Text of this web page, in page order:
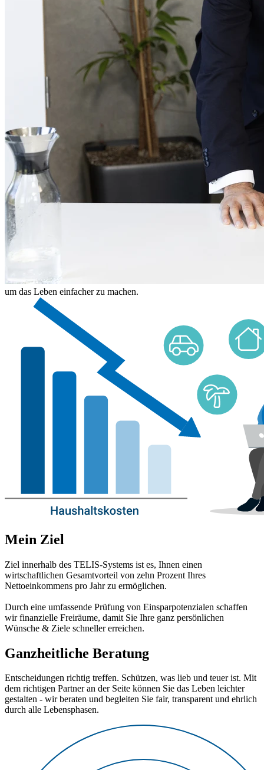
um das Leben einfacher zu machen.
Mein Ziel
Ziel innerhalb des TELIS-Systems ist es, Ihnen einen
wirtschaftlichen Gesamtvorteil von zehn Prozent Ihres
Nettoeinkommens pro Jahr zu ermöglichen.
Durch eine umfassende Prüfung von Einsparpotenzialen schaffen
wir finanzielle Freiräume, damit Sie Ihre ganz persönlichen
Wünsche & Ziele schneller erreichen.
Ganzheitliche Beratung
Entscheidungen richtig treffen. Schützen, was lieb und teuer ist. Mit
dem richtigen Partner an der Seite können Sie das Leben leichter
gestalten - wir beraten und begleiten Sie fair, transparent und ehrlich
durch alle Lebensphasen.